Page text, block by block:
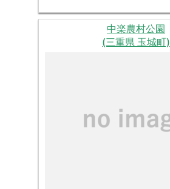
中楽農村公園
(三重県 玉城町)